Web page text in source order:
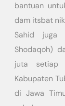
bantuan
dam itsbat
Sahid juga
Shodaqoh)
juta setiap
Kabupaten
di Jawa